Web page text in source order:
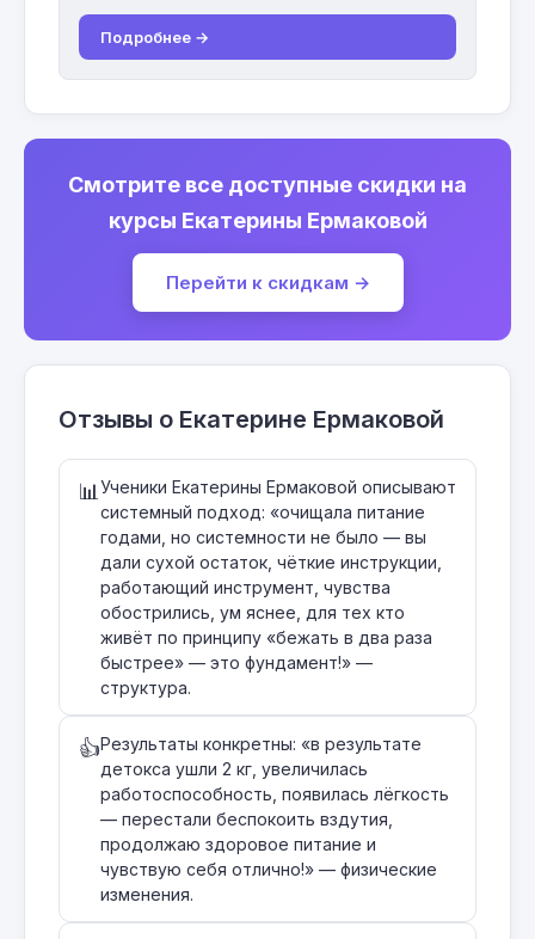
Подробнее →
Смотрите все доступные скидки на
курсы Екатерины Ермаковой
Перейти к скидкам →
Отзывы о Екатерине Ермаковой
📊 Ученики Екатерины Ермаковой описывают
системный подход: «очищала питание
годами, но системности не было — вы
дали сухой остаток, чёткие инструкции,
работающий инструмент, чувства
обострились, ум яснее, для тех кто
живёт по принципу «бежать в два раза
быстрее» — это фундамент!» —
структура.
👍Результаты конкретны: «в результате
детокса ушли 2 кг, увеличилась
работоспособность, появилась лёгкость
— перестали беспокоить вздутия,
продолжаю здоровое питание и
чувствую себя отлично!» — физические
изменения.